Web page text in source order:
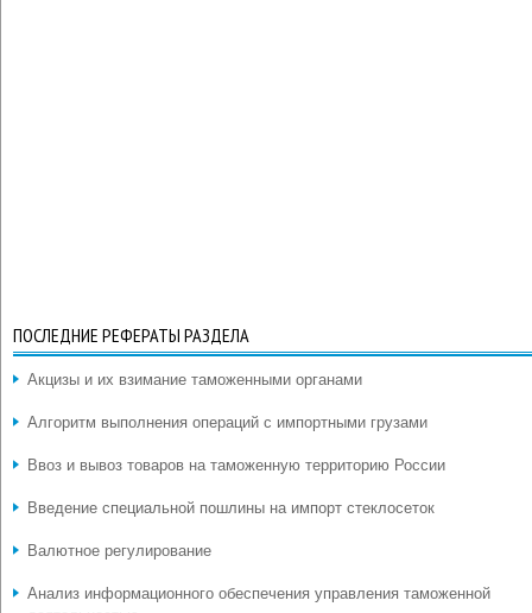
ПОСЛЕДНИЕ РЕФЕРАТЫ РАЗДЕЛА
Акцизы и их взимание таможенными органами
Алгоритм выполнения операций с импортными грузами
Ввоз и вывоз товаров на таможенную территорию России
Введение специальной пошлины на импорт стеклосеток
Валютное регулирование
Анализ информационного обеспечения управления таможенной